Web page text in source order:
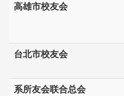
高雄市校友会
台北市校友会
系所友会联合总会